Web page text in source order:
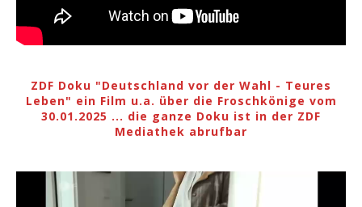
ZDF Doku "Deutschland vor der Wahl - Teures
Leben" ein Film u.a. über die Froschkönige vom
30.01.2025 ... die ganze Doku ist in der ZDF
Mediathek abrufbar